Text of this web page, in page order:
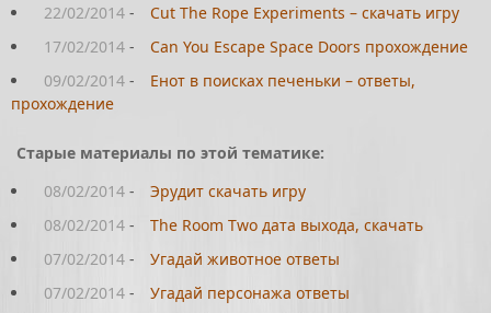
22/02/2014 -
Cut The Rope Experiments – скачать игру
17/02/2014 -
Can You Escape Space Doors прохождение
09/02/2014 -
Енот в поисках печеньки – ответы,
прохождение
Старые материалы по этой тематике:
08/02/2014 -
Эрудит скачать игру
08/02/2014 -
The Room Two дата выхода, скачать
07/02/2014 -
Угадай животное ответы
07/02/2014 -
Угадай персонажа ответы